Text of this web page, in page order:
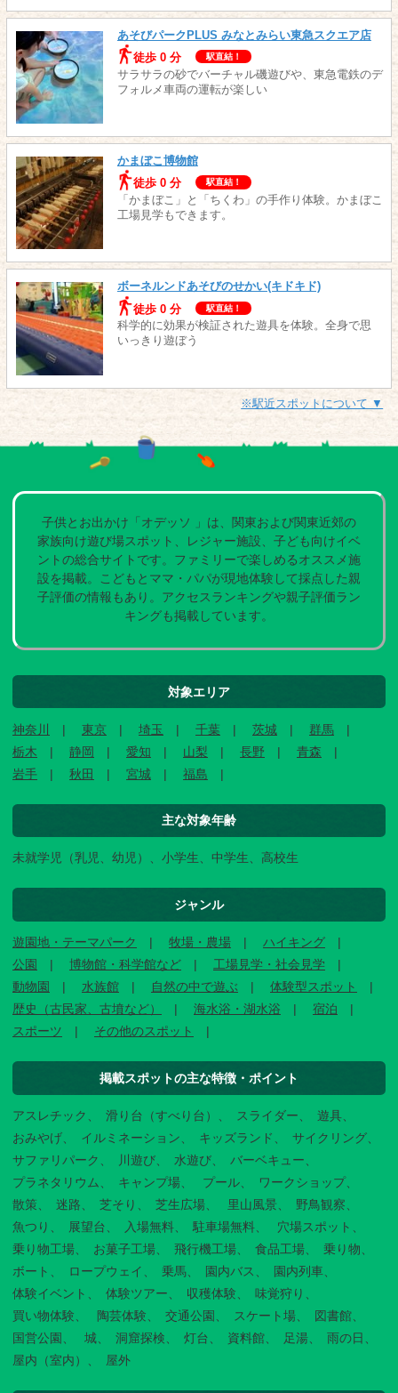
あそびパークPLUS みなとみらい東急スクエア店
徒歩 0 分
駅直結！
サラサラの砂でバーチャル磯遊びや、東急電鉄のデ
フォルメ車両の運転が楽しい
かまぼこ博物館
徒歩 0 分
駅直結！
「かまぼこ」と「ちくわ」の手作り体験。かまぼこ
工場見学もできます。
ボーネルンドあそびのせかい(キドキド)
徒歩 0 分
駅直結！
科学的に効果が検証された遊具を体験。全身で思
いっきり遊ぼう
※駅近スポットについて ▼
子供とお出かけ「オデッソ 」は、関東および関東近郊の
家族向け遊び場スポット、レジャー施設、子ども向けイベ
ントの総合サイトです。ファミリーで楽しめるオススメ施
設を掲載。こどもとママ・パパが現地体験して採点した親
子評価の情報もあり。アクセスランキングや親子評価ラン
キングも掲載しています。
対象エリア
神奈川 東京 埼玉 千葉 茨城
群馬
栃木
静岡 愛知 山梨 長野
青森
岩手
秋田 宮城 福島
主な対象年齢
未就学児（乳児、幼児）、小学生、中学生、高校生
ジャンル
遊園地・テーマパーク 牧場・農場
ハイキング
公園
博物館・科学館など
工場見学・社会見学
動物園
水族館 自然の中で遊ぶ
体験型スポット
歴史（古民家、古墳など）
海水浴・湖水浴
宿泊
スポーツ
その他のスポット
掲載スポットの主な特徴・ポイント
アスレチック 滑り台（すべり台） スライダー
遊具
おみやげ
イルミネーション キッズランド
サイクリング
サファリパーク
川遊び 水遊び
バーベキュー
プラネタリウム
キャンプ場 プール
ワークショップ
散策
迷路 芝そり 芝生広場 里山風景
野鳥観察
魚つり
展望台 入場無料 駐車場無料
穴場スポット
乗り物工場
お菓子工場 飛行機工場 食品工場
乗り物
ボート
ロープウェイ 乗馬 園内バス
園内列車
体験イベント
体験ツアー 収穫体験
味覚狩り
買い物体験
陶芸体験 交通公園 スケート場
図書館
国営公園
城 洞窟探検 灯台 資料館 足湯
雨の日
屋内（室内）
屋外